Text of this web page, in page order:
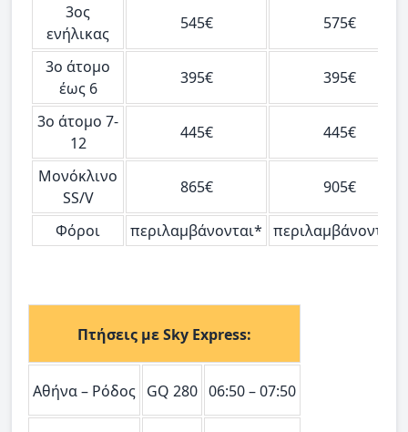
3ος
ενήλικας
545€ 575€
3ο άτομο
έως 6
395€ 395€
3ο άτομο 7-
12
445€ 445€
Μονόκλινο
SS/V
865€ 905€
Φόροι περιλαμβάνονται* περιλαμβάνονται*
Πτήσεις με Sky Express:
Αθήνα – Ρόδος GQ 280 06:50 – 07:50